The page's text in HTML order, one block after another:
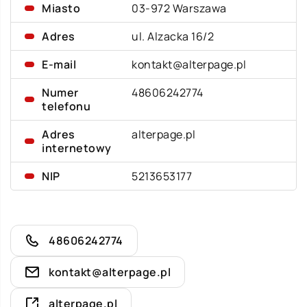
Miasto
03-972 Warszawa
Adres
ul. Alzacka 16/2
E-mail
kontakt@alterpage.pl
Numer
telefonu
48606242774
Adres
internetowy
alterpage.pl
NIP 5213653177
48606242774
kontakt@alterpage.pl
alterpage.pl